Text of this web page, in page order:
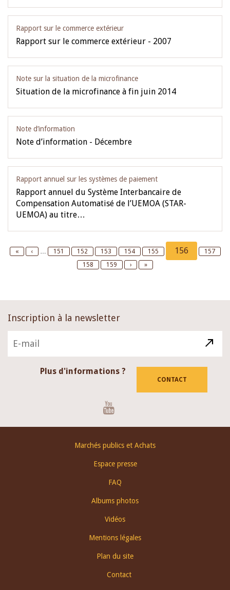
Rapport sur le commerce extérieur
Rapport sur le commerce extérieur - 2007
Note sur la situation de la microfinance
Situation de la microfinance à fin juin 2014
Note d’information
Note d’information - Décembre
Rapport annuel sur les systèmes de paiement
Rapport annuel du Système Interbancaire de
Compensation Automatisé de l’UEMOA (STAR-
UEMOA) au titre…
First
«
Previous
‹ … Page
151 Page
152 Page
153 Page
154 Page
155
Current
page
156 Page
157
Page
158 Page
159
Next
›
Last
»
Inscription à la newsletter
Plus d'informations ?
CONTACT
Marchés publics et Achats
Espace presse
FAQ
Albums photos
Vidéos
Mentions légales
Plan du site
Contact